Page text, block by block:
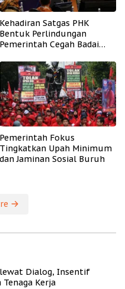
Kehadiran Satgas PHK
Bentuk Perlindungan
Pemerintah Cegah Badai
Pemerintah Fokus
Tingkatkan Upah Minimum
dan Jaminan Sosial Buruh
Dialog, Insentif
Kerja